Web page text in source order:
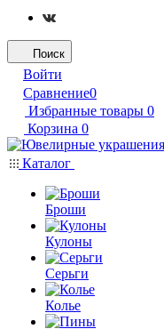
Поиск
Войти
Сравнение0
Избранные товары 0
Корзина 0
Каталог
Броши
Кулоны
Серьги
Колье